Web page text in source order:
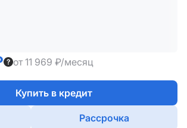
от 11 969 ₽/месяц
Купить в кредит
Рассрочка